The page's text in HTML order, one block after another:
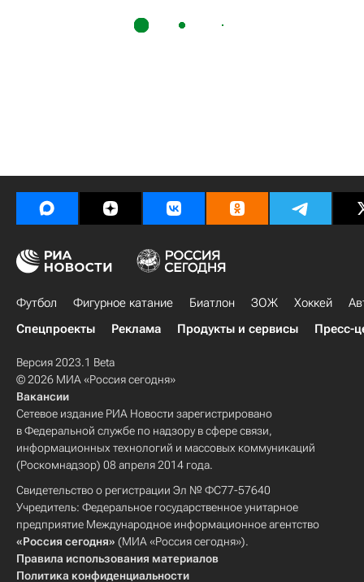
Футбол Фигурное катание Биатлон ЗОЖ Хоккей
Спецпроекты
Реклама Продукты и сервисы Пресс-
Версия 2023.1 Beta
© 2026 МИА «Россия сегодня»
Вакансии
Сетевое издание РИА Новости зарегистрировано
в Федеральной службе по надзору в сфере связи,
информационных технологий и массовых коммуникаций
(Роскомнадзор) 08 апреля 2014 года.
Свидетельство о регистрации Эл № ФС77-57640
Учредитель: Федеральное государственное унитарное
предприятие Международное информационное агентство
«Россия сегодня» (МИА «Россия сегодня»).
Правила использования материалов
Политика конфиденциальности